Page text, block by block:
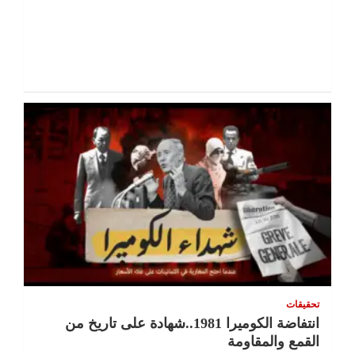
تحقيقات
انتفاضة الكوميرا 1981..شهادة على تاريخ من
القمع والمقاومة